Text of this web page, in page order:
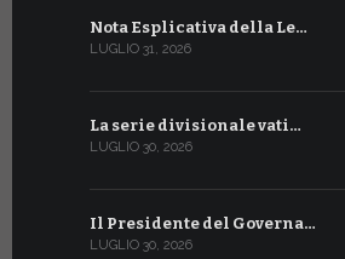
Nota Esplicativa della Le…
LUGLIO 31, 2026
La serie divisionale vati…
LUGLIO 30, 2026
Il Presidente del Governa…
LUGLIO 30, 2026